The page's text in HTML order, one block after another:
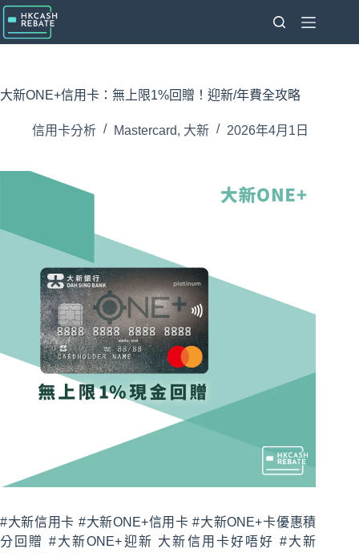
跳
至
主
內
大新ONE+信用卡：無上限1%回贈！迎新/年費全攻略
信用卡分析 Mastercard, 大新 2026年4月1日
#大新信用卡 #大新ONE+信用卡 #大新ONE+卡優惠積
分回贈 #大新ONE+迎新 大新信用卡好唔好 #大新